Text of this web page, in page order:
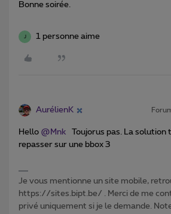
Bonne soirée.
J 1 personne aime
AurélienK
Hello ​ @Mnk Toujorus pas. La solution
repasser sur une bbox 3
Je vous mentionne un site mobile,
https://sites.bipt.be/ . Merci de me
privé uniquement si je le demande.